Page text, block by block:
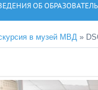
ОБ
в музей МВД »